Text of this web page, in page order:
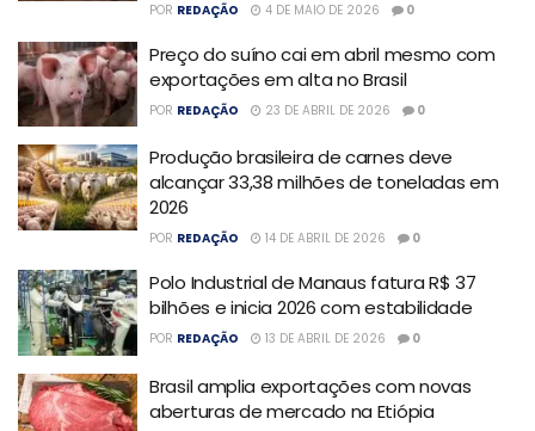
POR REDAÇÃO 4 DE MAIO DE 2026 0
Preço do suíno cai em abril mesmo com
exportações em alta no Brasil
POR REDAÇÃO 23 DE ABRIL DE 2026 0
Produção brasileira de carnes deve
alcançar 33,38 milhões de toneladas em
2026
POR REDAÇÃO 14 DE ABRIL DE 2026 0
Polo Industrial de Manaus fatura R$ 37
bilhões e inicia 2026 com estabilidade
POR REDAÇÃO 13 DE ABRIL DE 2026 0
Brasil amplia exportações com novas
aberturas de mercado na Etiópia